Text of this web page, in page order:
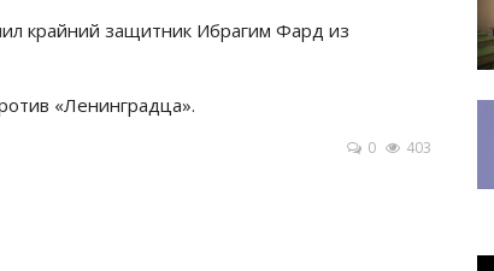
крайний защитник Ибрагим Фард из
«Ленинградца».
0 403